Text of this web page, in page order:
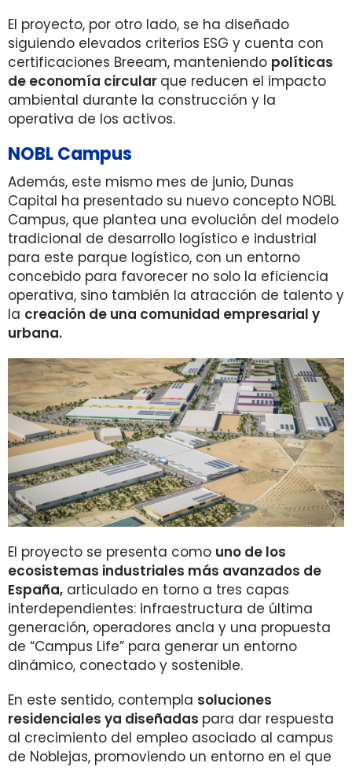
El proyecto, por otro lado, se ha diseñado
siguiendo elevados criterios ESG y cuenta con
certificaciones Breeam, manteniendo políticas
de economía circular que reducen el impacto
ambiental durante la construcción y la
operativa de los activos.
NOBL Campus
Además, este mismo mes de junio, Dunas
Capital ha presentado su nuevo concepto NOBL
Campus, que plantea una evolución del modelo
tradicional de desarrollo logístico e industrial
para este parque logístico, con un entorno
concebido para favorecer no solo la eficiencia
operativa, sino también la atracción de talento y
la creación de una comunidad empresarial y
urbana.
El proyecto se presenta como uno de los
ecosistemas industriales más avanzados de
España, articulado en torno a tres capas
interdependientes: infraestructura de última
generación, operadores ancla y una propuesta
de “Campus Life” para generar un entorno
dinámico, conectado y sostenible.
En este sentido, contempla soluciones
residenciales ya diseñadas para dar respuesta
al crecimiento del empleo asociado al campus
de Noblejas, promoviendo un entorno en el que